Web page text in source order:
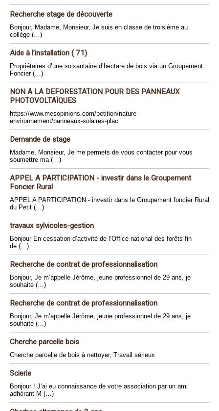
Recherche stage de découverte
Bonjour, Madame, Monsieur, Je suis en classe de troisième au
collège (…)
Aide à l’installation ( 71)
Propriétaires d’une soixantaine d’hectare de bois via un Groupement
Foncier (…)
NON A LA DEFORESTATION POUR DES PANNEAUX
PHOTOVOLTAÏQUES
https://www.mesopinions.com/petition/nature-
environnement/panneaux-solaires-plac
Demande de stage
Madame, Monsieur, Je me permets de vous contacter pour vous
soumettre ma (…)
APPEL A PARTICIPATION - investir dans le Groupement
Foncier Rural
APPEL A PARTICIPATION - investir dans le Groupement foncier Rural
du Petit (…)
travaux sylvicoles-gestion
Bonjour En cessation d’activité de l’Office national des forêts fin
de (…)
Recherche de contrat de professionnalisation
Bonjour, Je m’appelle Jérôme, jeune professionnel de 29 ans, je
souhaite (…)
Recherche de contrat de professionnalisation
Bonjour, Je m’appelle Jérôme, jeune professionnel de 29 ans, je
souhaite (…)
Cherche parcelle bois
Cherche parcelle de bois à nettoyer, Travail sérieux
Scierie
Bonjour ! J’ai eu connaissance de votre association par un ami
adhérant M (…)